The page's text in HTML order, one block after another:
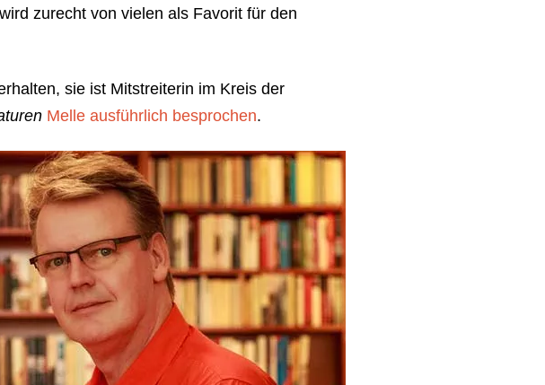
zurecht von vielen als Favorit für den
sie ist Mitstreiterin im Kreis der
Melle ausführlich besprochen.